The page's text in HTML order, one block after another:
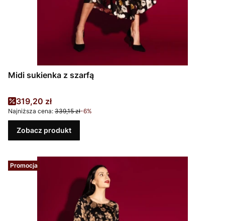
Midi sukienka z szarfą
Cena promocyjna
319,20 zł
Najniższa cena: 339,15 zł-6%
Zobacz produkt
Promocja